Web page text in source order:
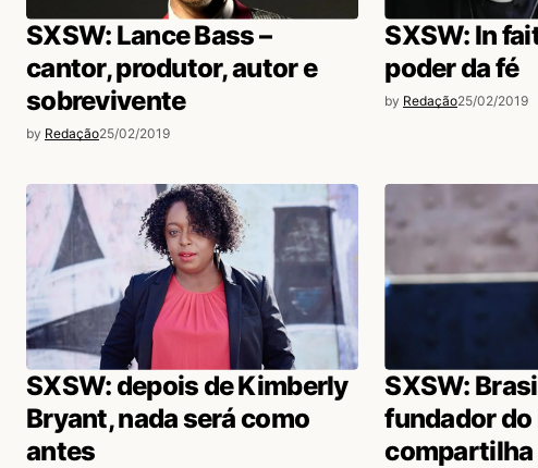
SXSW: Lance Bass –
cantor, produtor, autor e
sobrevivente
by Redação25/02/2019
SXSW: In
poder da fé
by Redação25/02/2019
SXSW: depois de Kimberly
Bryant, nada será como
antes
SXSW:
fundador
compartilha